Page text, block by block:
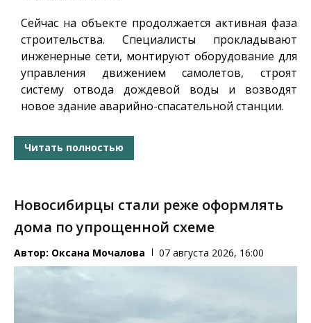
Сейчас на объекте продолжается активная фаза
строительства. Специалисты прокладывают
инженерные сети, монтируют оборудование для
управления движением самолетов, строят
систему отвода дождевой воды и возводят
новое здание аварийно-спасательной станции.
Читать полностью
Новосибирцы стали реже оформлять
дома по упрощенной схеме
Автор: Оксана Мочалова 07 августа 2026, 16:00